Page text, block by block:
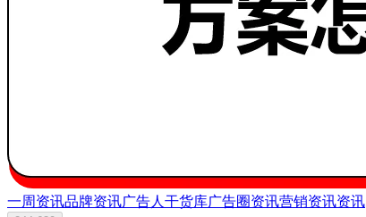
一周资讯品牌资讯广告人干货库广告圈资讯营销资讯资讯